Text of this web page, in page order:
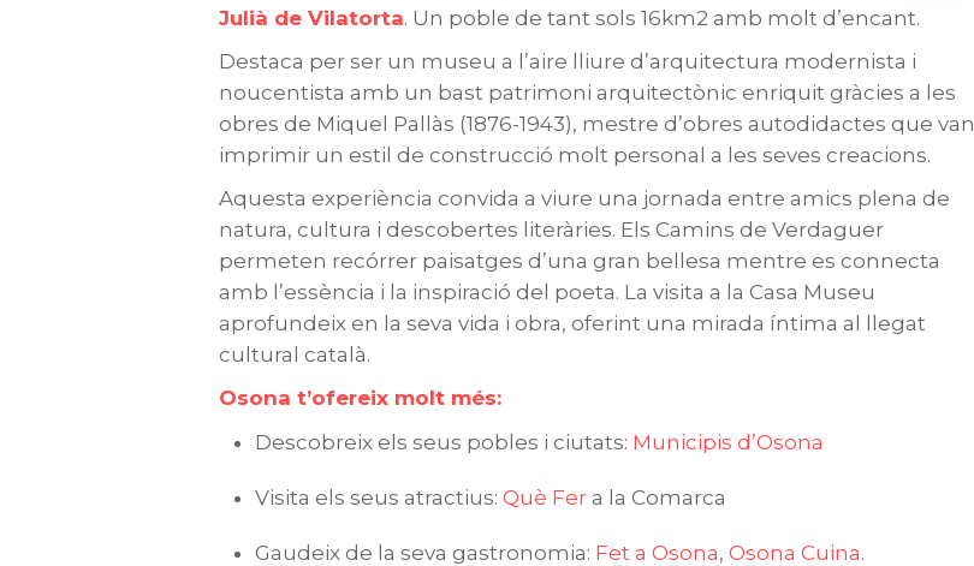
Julià de Vilatorta. Un poble de tant sols 16km2 amb molt d’encant.
Destaca per ser un museu a l’aire lliure d’arquitectura modernista i
noucentista amb un bast patrimoni arquitectònic enriquit gràcies a les
obres de Miquel Pallàs (1876-1943), mestre d’obres autodidactes que van
imprimir un estil de construcció molt personal a les seves creacions.
Aquesta experiència convida a viure una jornada entre amics plena de
natura, cultura i descobertes literàries. Els Camins de Verdaguer
permeten recórrer paisatges d’una gran bellesa mentre es connecta
amb l’essència i la inspiració del poeta. La visita a la Casa Museu
aprofundeix en la seva vida i obra, oferint una mirada íntima al llegat
cultural català.
Osona t’ofereix molt més:
Descobreix els seus pobles i ciutats: Municipis d’Osona
Visita els seus atractius: Què Fer a la Comarca
Gaudeix de la seva gastronomia: Fet a Osona, Osona Cuina.